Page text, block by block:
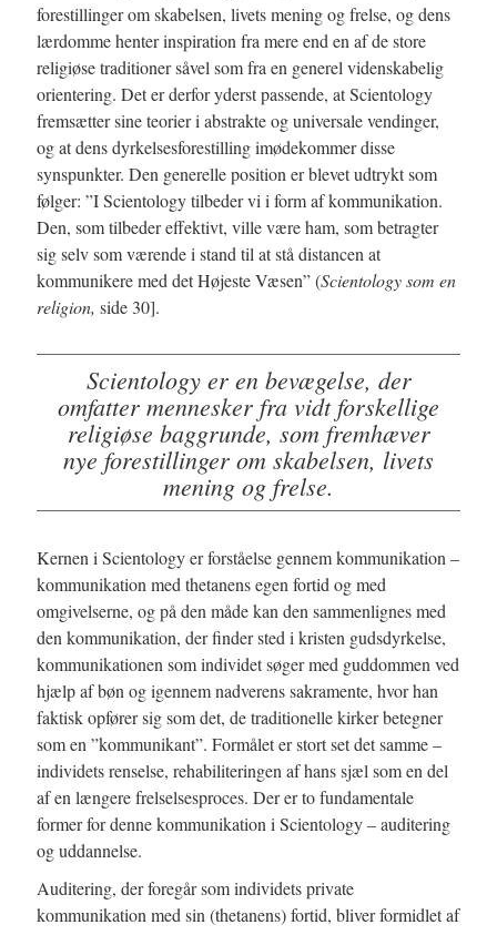
forestillinger om skabelsen, livets mening og frelse, og dens
lærdomme henter inspiration fra mere end en af de store
religiøse traditioner såvel som fra en generel videnskabelig
orientering. Det er derfor yderst passende, at Scientology
fremsætter sine teorier i abstrakte og universale vendinger,
og at dens dyrkelsesforestilling imødekommer disse
synspunkter. Den generelle position er blevet udtrykt som
følger: ”I Scientology tilbeder vi i form af kommunikation.
Den, som tilbeder effektivt, ville være ham, som betragter
sig selv som værende i stand til at stå distancen at
kommunikere med det Højeste Væsen” (Scientology som en
religion, side 30].
Scientology er en bevægelse, der
omfatter mennesker fra vidt forskellige
religiøse baggrunde, som fremhæver
nye forestillinger om skabelsen, livets
mening og frelse.
Kernen i Scientology er forståelse gennem kommunikation –
kommunikation med thetanens egen fortid og med
omgivelserne, og på den måde kan den sammenlignes med
den kommunikation, der finder sted i kristen gudsdyrkelse,
kommunikationen som individet søger med guddommen ved
hjælp af bøn og igennem nadverens sakramente, hvor han
faktisk opfører sig som det, de traditionelle kirker betegner
som en ”kommunikant”. Formålet er stort set det samme –
individets renselse, rehabiliteringen af hans sjæl som en del
af en længere frelselsesproces. Der er to fundamentale
former for denne kommunikation i Scientology – auditering
og uddannelse.
Auditering, der foregår som individets private
kommunikation med sin (thetanens) fortid, bliver formidlet af